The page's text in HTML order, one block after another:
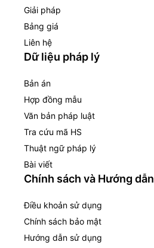
Giải pháp
Bảng giá
Liên hệ
Dữ liệu pháp lý
Bản án
Hợp đồng mẫu
Văn bản pháp luật
Tra cứu mã HS
Thuật ngữ pháp lý
Bài viết
Chính sách và Hướng dẫn
Điều khoản sử dụng
Chính sách bảo mật
Hướng dẫn sử dụng